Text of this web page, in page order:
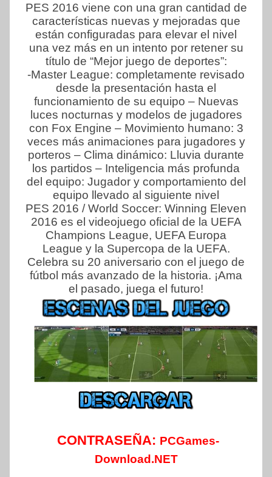
PES 2016 viene con una gran cantidad de
características nuevas y mejoradas que
están configuradas para elevar el nivel
una vez más en un intento por retener su
título de “Mejor juego de deportes”:
-Master League: completamente revisado
desde la presentación hasta el
funcionamiento de su equipo – Nuevas
luces nocturnas y modelos de jugadores
con Fox Engine – Movimiento humano: 3
veces más animaciones para jugadores y
porteros – Clima dinámico: Lluvia durante
los partidos – Inteligencia más profunda
del equipo: Jugador y comportamiento del
equipo llevado al siguiente nivel
PES 2016 / World Soccer: Winning Eleven
2016 es el videojuego oficial de la UEFA
Champions League, UEFA Europa
League y la Supercopa de la UEFA.
Celebra su 20 aniversario con el juego de
fútbol más avanzado de la historia. ¡Ama
el pasado, juega el futuro!
CONTRASEÑA: PCGames-
Download.NET